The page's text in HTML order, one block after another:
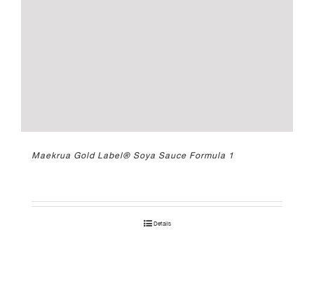
Maekrua Gold Label® Soya Sauce Formula 1
Details